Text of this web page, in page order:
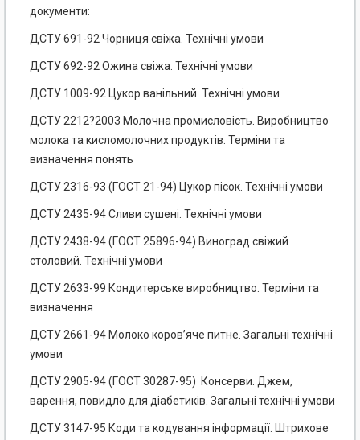
документи:
ДСТУ 691-92 Чорниця свіжа. Технічні умови
ДСТУ 692-92 Ожина свіжа. Технічні умови
ДСТУ 1009-92 Цукор ванільний. Технічні умови
ДСТУ 2212?2003 Молочна промисловість. Виробництво
молока та кисломолочних продуктів. Терміни та
визначення понять
ДСТУ 2316-93 (ГОСТ 21-94) Цукор пісок. Технічні умови
ДСТУ 2435-94 Сливи сушені. Технічні умови
ДСТУ 2438-94 (ГОСТ 25896-94) Виноград свіжий
столовий. Технічні умови
ДСТУ 2633-99 Кондитерське виробництво. Терміни та
визначення
ДСТУ 2661-94 Молоко коров’яче питне. Загальні технічні
умови
ДСТУ 2905-94 (ГОСТ 30287-95) Консерви. Джем,
варення, повидло для діабетиків. Загальні технічні умови
ДСТУ 3147-95 Коди та кодування інформації. Штрихове